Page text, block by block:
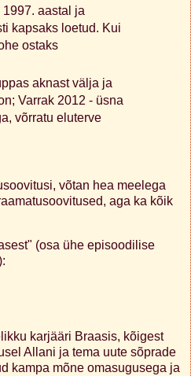
aastal ja
kapsaks loetud. Kui
ostaks
aknast välja ja
Varrak 2012 - üsna
võrratu eluterve
võtan hea meelega
aga ka kõik
(osa ühe episoodilise
karjääri Braasis, kõigest
Allani ja tema uute sõprade
kampa mõne omasugusega ja